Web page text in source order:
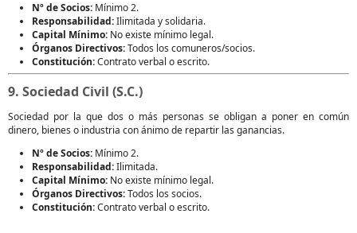
Nº de Socios: Mínimo 2.
Responsabilidad:Ilimitada y solidaria.
Capital Mínimo: No existe mínimo legal.
Órganos Directivos:Todos los comuneros/socios.
Constitución:Contrato verbal o escrito.
9. Sociedad Civil (S.C.)
Sociedad por la que dos o más personas se obligan a poner en común
dinero, bienes o industria con ánimo de repartir las ganancias.
Nº de Socios: Mínimo 2.
Responsabilidad:Ilimitada.
Capital Mínimo: No existe mínimo legal.
Órganos Directivos:Todos los socios.
Constitución:Contrato verbal o escrito.